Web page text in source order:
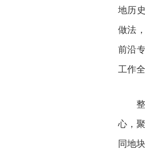
地历
做法
前沿
工作
心，
同地